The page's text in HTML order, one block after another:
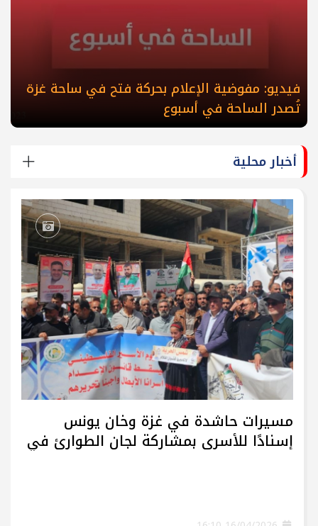
فيديو: مفوضية الإعلام بحركة فتح في ساحة غزة
تُصدر الساحة في أسبوع
أخبار محلية
مسيرات حاشدة في غزة وخان يونس
إسنادًا للأسرى بمشاركة لجان الطوارئ في